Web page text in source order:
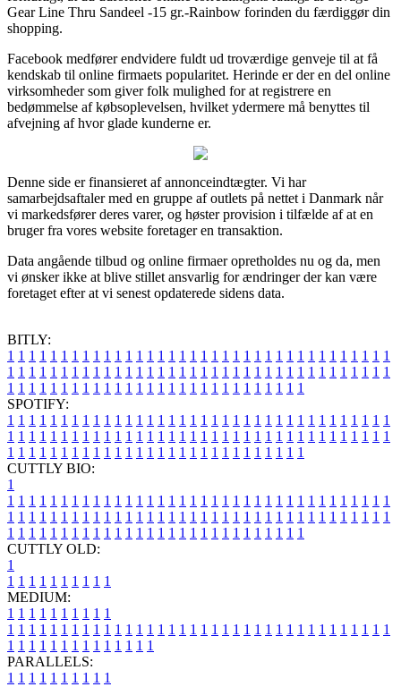
Gear Line Thru Sandeel -15 gr.-Rainbow forinden du færdiggør din
shopping.
Facebook medfører endvidere fuldt ud troværdige genveje til at få
kendskab til online firmaets popularitet. Herinde er der en del online
virksomheder som giver folk mulighed for at registrere en
bedømmelse af købsoplevelsen, hvilket ydermere må benyttes til
afvejning af hvor glade kunderne er.
Denne side er finansieret af annonceindtægter. Vi har
samarbejdsaftaler med en gruppe af outlets på nettet i Danmark når
vi markedsfører deres varer, og høster provision i tilfælde af at en
bruger fra vores website foretager en transaktion.
Data angående tilbud og online firmaer opretholdes nu og da, men
vi ønsker ikke at blive stillet ansvarlig for ændringer der kan være
foretaget efter at vi senest opdaterede sidens data.
BITLY:
1 1 1 1 1 1 1 1 1 1 1 1 1 1 1 1 1 1 1 1 1 1 1 1 1 1 1 1 1 1 1 1 1 1 1 1
1 1 1 1 1 1 1 1 1 1 1 1 1 1 1 1 1 1 1 1 1 1 1 1 1 1 1 1 1 1 1 1 1 1 1 1
1 1 1 1 1 1 1 1 1 1 1 1 1 1 1 1 1 1 1 1 1 1 1 1 1 1 1 1
SPOTIFY:
1 1 1 1 1 1 1 1 1 1 1 1 1 1 1 1 1 1 1 1 1 1 1 1 1 1 1 1 1 1 1 1 1 1 1 1
1 1 1 1 1 1 1 1 1 1 1 1 1 1 1 1 1 1 1 1 1 1 1 1 1 1 1 1 1 1 1 1 1 1 1 1
1 1 1 1 1 1 1 1 1 1 1 1 1 1 1 1 1 1 1 1 1 1 1 1 1 1 1 1
CUTTLY BIO:
1
1 1 1 1 1 1 1 1 1 1 1 1 1 1 1 1 1 1 1 1 1 1 1 1 1 1 1 1 1 1 1 1 1 1 1 1
1 1 1 1 1 1 1 1 1 1 1 1 1 1 1 1 1 1 1 1 1 1 1 1 1 1 1 1 1 1 1 1 1 1 1 1
1 1 1 1 1 1 1 1 1 1 1 1 1 1 1 1 1 1 1 1 1 1 1 1 1 1 1 1
CUTTLY OLD:
1
1 1 1 1 1 1 1 1 1 1
MEDIUM:
1 1 1 1 1 1 1 1 1 1
1 1 1 1 1 1 1 1 1 1 1 1 1 1 1 1 1 1 1 1 1 1 1 1 1 1 1 1 1 1 1 1 1 1 1 1
1 1 1 1 1 1 1 1 1 1 1 1 1 1
PARALLELS:
1 1 1 1 1 1 1 1 1 1